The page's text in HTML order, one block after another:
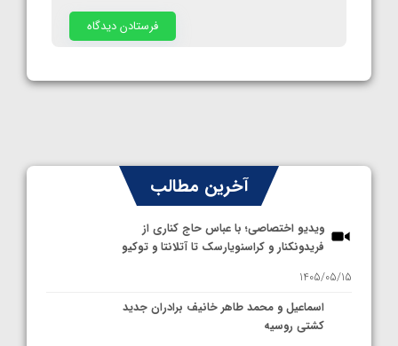
آخرین مطالب
ویدیو اختصاصی؛ با عباس حاج کناری از
فریدونکنار و کراسنویارسک تا آتلانتا و توکیو
1405/05/15
اسماعیل و محمد طاهر خانیف برادران جدید
کشتی روسیه